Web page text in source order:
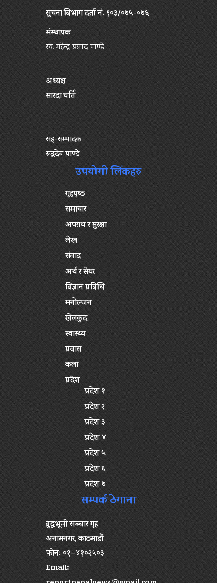
सुचना बिभाग दर्ता नं. ९०३/०७५-०७६
संस्थापक
स्व. महेन्द्र प्रसाद पाण्डे
अध्यक्ष
सारदा घर्ति
सह-सम्पादक
रुद्रदेव पाण्डे
उपयोगी लिंकहरु
गृहपृष्‍ठ
समाचार
अपराध र सुरक्षा
लेख
संवाद
अर्थ र सेयर
बिज्ञान प्रबिधि
मनोरन्जन
खेलकुद
स्वास्थ्य
प्रवास
कला
प्रदेश
प्रदेश १
प्रदेश २
प्रदेश ३
प्रदेश ४
प्रदेश ५
प्रदेश ६
प्रदेश ७
सम्पर्क ठेगाना
बुद्धभूमी सञ्चार गृह
अनामनगर, काठमाडौं
फोनः ०१–४१०२५०३
Email: